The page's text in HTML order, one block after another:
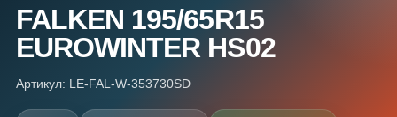
FALKEN 195/65R15
EUROWINTER HS02
Артикул: LE-FAL-W-353730SD